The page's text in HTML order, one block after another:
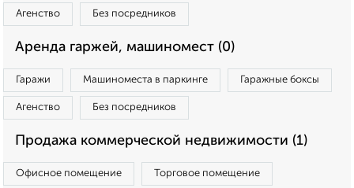
Агенство Без посредников
Аренда гаржей, машиномест (0)
Гаражи Машиноместа в паркинге Гаражные боксы
Агенство Без посредников
Продажа коммерческой недвижимости (1)
Офисное помещение Торговое помещение